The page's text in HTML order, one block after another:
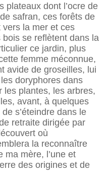
plateaux dont l’ocre de
safran, ces forêts de
la mer et ces
se reflètent dans la
ce jardin, plus
femme méconnue,
avide de groseilles, lui
doryphores dans
les plantes, les arbres,
avant, à quelques
s’éteindre dans le
retraite dirigée par
où
la reconnaître
ma mère, l’une et
des origines et de